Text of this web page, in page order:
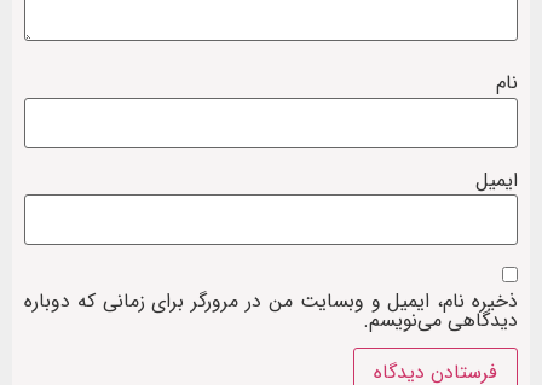
نام
ایمیل
ذخیره نام، ایمیل و وبسایت من در مرورگر برای زمانی که دوباره
دیدگاهی می‌نویسم.